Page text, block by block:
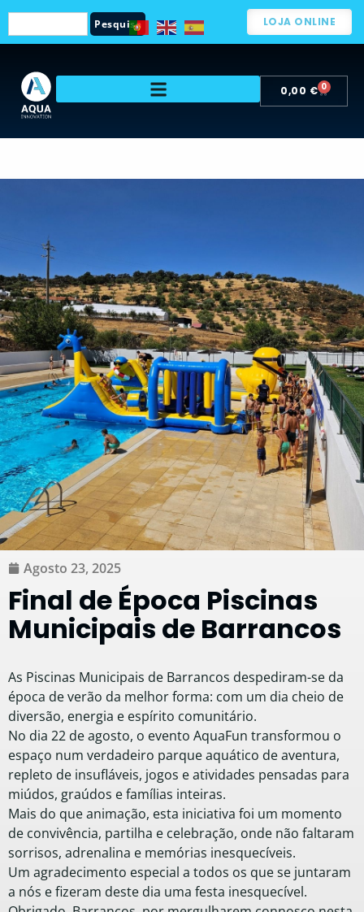
Pesquisa LOJA ONLINE
0,00 € 0
Agosto 23, 2025
Final de Época Piscinas
Municipais de Barrancos
As Piscinas Municipais de Barrancos despediram-se da
época de verão da melhor forma: com um dia cheio de
diversão, energia e espírito comunitário.
No dia 22 de agosto, o evento AquaFun transformou o
espaço num verdadeiro parque aquático de aventura,
repleto de insufláveis, jogos e atividades pensadas para
miúdos, graúdos e famílias inteiras.
Mais do que animação, esta iniciativa foi um momento
de convivência, partilha e celebração, onde não faltaram
sorrisos, adrenalina e memórias inesquecíveis.
Um agradecimento especial a todos os que se juntaram
a nós e fizeram deste dia uma festa inesquecível.